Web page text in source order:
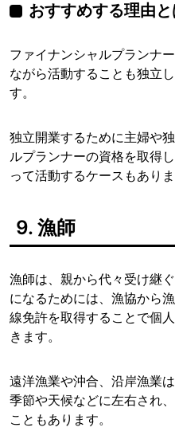
おすすめする理由と
ファイナンシャルプランナ
ながら活動することも独立
す。
独立開業するために主婦や
ルプランナーの資格を取得
って活動するケースもありま
9. 漁師
漁師は、親から代々受け継
になるためには、漁協から
線免許を取得することで個
きます。
遠洋漁業や沖合、沿岸漁業
季節や天候などに左右され
こともあります。